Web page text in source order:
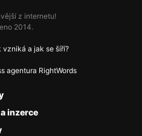
z internetu!
2014.
vzniká a jak se šíří?
agentura RightWords
inzerce